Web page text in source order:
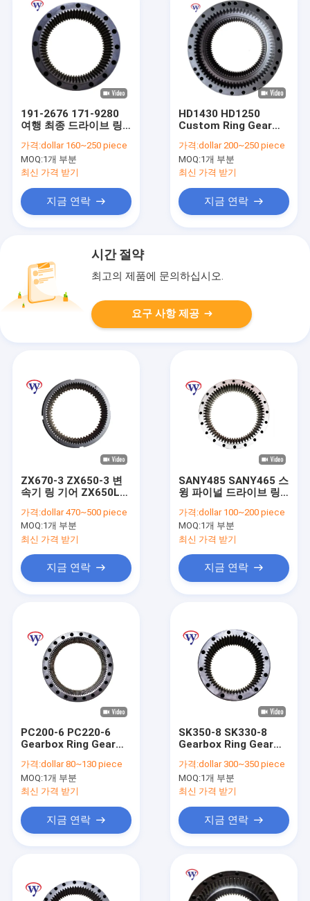
제품
191-2676 171-9280
여행 최종 드라이브 링
E329D E324 E324D
가격:dollar 160~250 piece
MOQ:1개 부분
최신 가격 받기
지금 연락
HD1430 HD1250
Custom Ring Gear
Sumitomo Spare
Parts SH350 619-
87719001
가격:dollar 200~250 piece
MOQ:1개 부분
최신 가격 받기
지금 연락
시간 절약
최고의 제품에 문의하십시오.
요구 사항 제공
ZX670-3 ZX650-3 변
속기 링 기어 ZX650LC-
0985622
가격:dollar 470~500 piece
MOQ:1개 부분
최신 가격 받기
지금 연락
SANY485 SANY465 스
윙 파이널 드라이브 링
굴삭기 부품
가격:dollar 100~200 piece
MOQ:1개 부분
최신 가격 받기
지금 연락
PC200-6 PC220-6
Gearbox Ring Gear
Parts 20Y-26-22151
가격:dollar 80~130 piece
MOQ:1개 부분
최신 가격 받기
지금 연락
SK350-8 SK330-8
Gearbox Ring Gear
M5X180 Planetary
가격:dollar 300~350 piece
MOQ:1개 부분
최신 가격 받기
지금 연락